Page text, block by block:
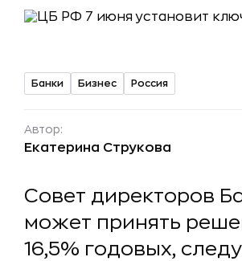
Банки Бизнес Россия
Автор:
Екатерина Струкова
Совет директоров
может принять
16,5% годовых,